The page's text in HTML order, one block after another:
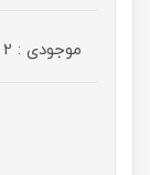
موجودی : 2 عدد